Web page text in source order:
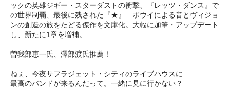
ックの英雄ジギー・スターダストの衝撃、『レッツ・ダンス』で
の世界制覇、最後に残された『★』…ボウイによる音とヴィジョ
ンの創造の旅をたどる傑作を文庫化。大幅に加筆・アップデート
し、新たに1章を増補。
曽我部恵一氏、澤部渡氏推薦！
ねぇ、今夜サフラジェット・シティのライブハウスに
最高のバンドが来るんだって。一緒に見に行かない？